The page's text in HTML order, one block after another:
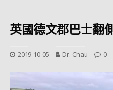
英國德文郡巴士翻
2019-10-05 Dr. Chau 0